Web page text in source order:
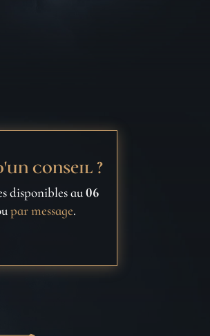
conseil ?
disponibles au06
par message.